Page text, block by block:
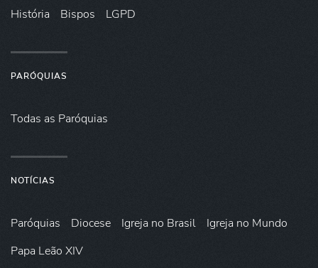
História Bispos LGPD
PARÓQUIAS
Todas as Paróquias
NOTÍCIAS
Paróquias Diocese Igreja no Brasil
Igreja no Mundo
Papa Leão XIV